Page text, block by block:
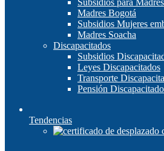
Subsidios para Madres
Madres Bogotá
Subsidios Mujeres
Madres Soacha
Discapacitados
Subsidios
Leyes Discapacitados
Transporte
Pensión
Tendencias